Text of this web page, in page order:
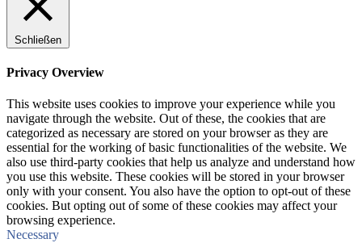
Schließen
Privacy Overview
This website uses cookies to improve your experience while you
navigate through the website. Out of these, the cookies that are
categorized as necessary are stored on your browser as they are
essential for the working of basic functionalities of the website. We
also use third-party cookies that help us analyze and understand how
you use this website. These cookies will be stored in your browser
only with your consent. You also have the option to opt-out of these
cookies. But opting out of some of these cookies may affect your
browsing experience.
Necessary